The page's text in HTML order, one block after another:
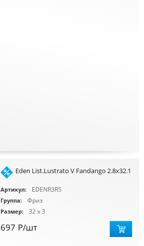
Eden List.Lustrato V Fandango 2.8x32.1
Артикул: EDENR3R5
Группа: Фриз
Размер: 32 x 3
697 Р/шт